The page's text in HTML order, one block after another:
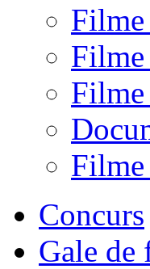
Concurs
Gale de